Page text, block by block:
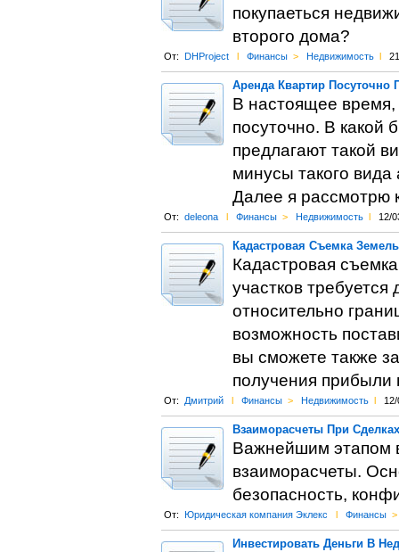
покупаеться
второго дома?
От: DHProject l Финансы > Недвижимость l
Аренда Квартир
В настоящее время,
посуточно. В какой
предлагают такой
минусы такого
Далее я рассмотрю
От: deleona l Финансы > Недвижимость l 12/
Кадастровая Съемка
Кадастровая
участков
относительно
возможность
вы сможете также
получения
От: Дмитрий l Финансы > Недвижимость l
Взаиморасчеты При
Важнейшим этапом
взаиморасчеты.
безопасность,
От: Юридическая компания Эклекс l Финансы >
Инвестировать Деньги В